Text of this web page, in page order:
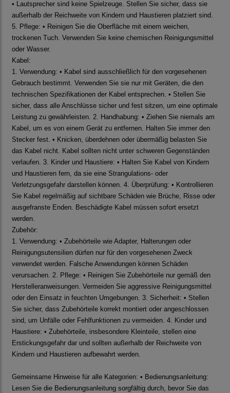
• Lautsprecher sind keine Spielzeuge. Stellen Sie sicher, dass sie
außerhalb der Reichweite von Kindern und Haustieren platziert sind.
5. Pflege: • Reinigen Sie die Oberfläche mit einem weichen,
trockenen Tuch. Verwenden Sie keine chemischen Reinigungsmittel
oder Wasser.
Kabel:
1. Verwendung: • Kabel sind ausschließlich für den vorgesehenen
Gebrauch bestimmt. Verwenden Sie sie nur mit Geräten, die den
technischen Spezifikationen der Kabel entsprechen. • Stellen Sie
sicher, dass alle Anschlüsse sicher und fest sitzen, um eine optimale
Leistung zu gewährleisten. 2. Handhabung: • Ziehen Sie niemals am
Kabel, um es von einem Gerät zu entfernen. Halten Sie immer den
Stecker fest. • Knicken, überdehnen oder übermäßig belasten Sie
das Kabel nicht. Kabel sollten nicht unter schweren Gegenständen
verlaufen. 3. Kinder und Haustiere: • Halten Sie Kabel von Kindern
und Haustieren fern, da sie eine Strangulations- oder
Verletzungsgefahr darstellen können. 4. Überprüfung: • Kontrollieren
Sie Kabel regelmäßig auf sichtbare Schäden wie Brüche, Risse oder
ausgefranste Enden. Beschädigte Kabel müssen sofort ersetzt
werden.
Zubehör:
1. Verwendung: • Zubehörteile wie Adapter, Halterungen oder
Reinigungsutensilien dürfen nur für den vorgesehenen Zweck
verwendet werden. Falsche Anwendungen können Schäden
verursachen. 2. Pflege: • Reinigen Sie Zubehörteile nur gemäß den
Herstelleranweisungen. Vermeiden Sie aggressive Reinigungsmittel
oder den Einsatz in feuchten Umgebungen. 3. Sicherheit: • Stellen
Sie sicher, dass Zubehörteile korrekt montiert oder angeschlossen
sind, um Unfälle oder Fehlfunktionen zu vermeiden. 4. Kinder und
Haustiere: • Zubehörteile, insbesondere Kleinteile, stellen eine
Erstickungsgefahr dar und sollten außerhalb der Reichweite von
Kindern und Haustieren aufbewahrt werden.
Gemeinsame Hinweise für alle Kategorien: • Bedienungsanleitung:
Lesen Sie die Bedienungsanleitung sorgfältig durch, bevor Sie das